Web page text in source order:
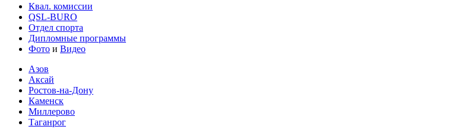
Квал. комиссии
QSL-BURO
Отдел спорта
Дипломные программы
Фото и Видео
Азов
Аксай
Ростов-на-Дону
Каменск
Миллерово
Таганрог